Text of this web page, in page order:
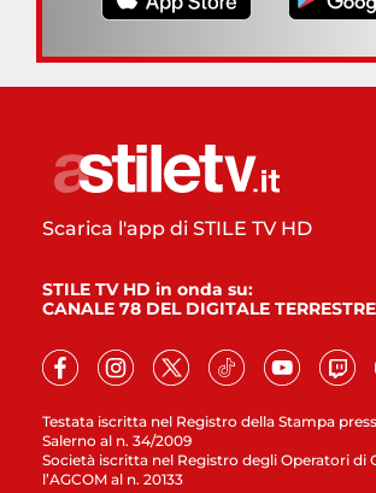
Testata iscritta nel Registro della Stampa
Salerno al n. 34/2009
Società iscritta nel Registro degli Operatori di
l’AGCOM al n. 20133
Scarica l'app di STILE TV HD
STILE TV HD in onda su:
CANALE 78 DEL DIGITALE TERRESTRE